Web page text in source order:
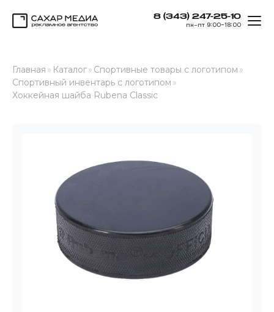
8 (343) 247-25-10
пн–пт 9:00–18:00
Главная » Каталог» Спортивные товары с логотипом »
Спортивный инвентарь с логотипом »
Хоккейная шайба Rubena Classic